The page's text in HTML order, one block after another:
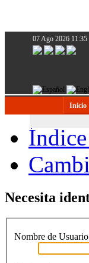
07 Ago 2026 11:35
Inicio
Necesita
Nombre de